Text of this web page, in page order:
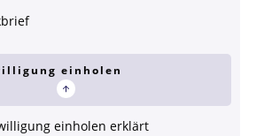
einholen
einholen erklärt